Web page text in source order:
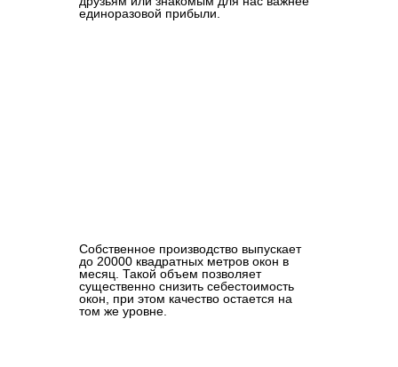
единоразовой прибыли.
Собственное производство выпускает
до 20000 квадратных метров окон в
месяц. Такой объем позволяет
существенно снизить себестоимость
окон, при этом качество остается на
том же уровне.